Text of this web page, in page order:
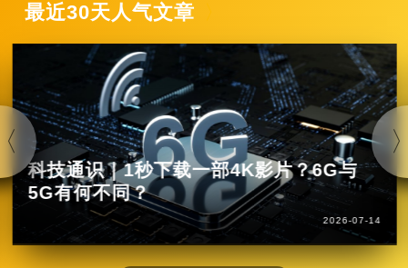
最近30天人气文章
科技通识｜1秒下载一部4K影片？6G与
5G有何不同？
2026-07-14